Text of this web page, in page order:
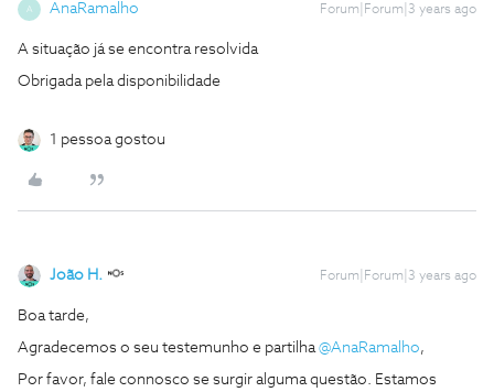
A AnaRamalho Forum|Forum|3 years ago
A situação já se encontra resolvida
Obrigada pela disponibilidade
1 pessoa gostou
João H. Forum|Forum|3 years ago
Boa tarde,
Agradecemos o seu testemunho e partilha@AnaRamalho,
Por favor, fale connosco se surgir alguma questão. Estamos